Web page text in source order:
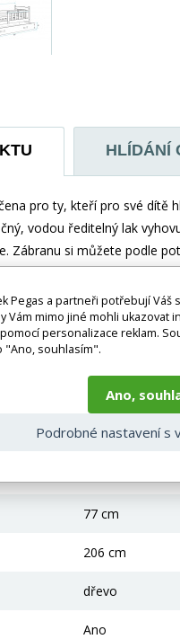
HLÍDÁNÍ
pro ty, kteří pro své dítě
vodou ředitelný lak
Zábranu si můžete podle
rošt a pěnová matrace
plánek včetně všech
a dekorací (např.
v demontovaném
nastavení monitoru a
či volejte 777244446.
77 cm
206 cm
dřevo
Ano
Pegas a partneři potřebují Váš
Vám mimo jiné mohli ukazovat
personalizace reklam.
"Ano, souhlasím".
Ano,
Podrobné nastavení s